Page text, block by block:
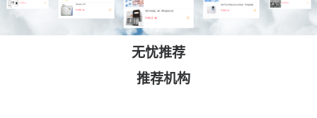
无忧推荐
推荐机构